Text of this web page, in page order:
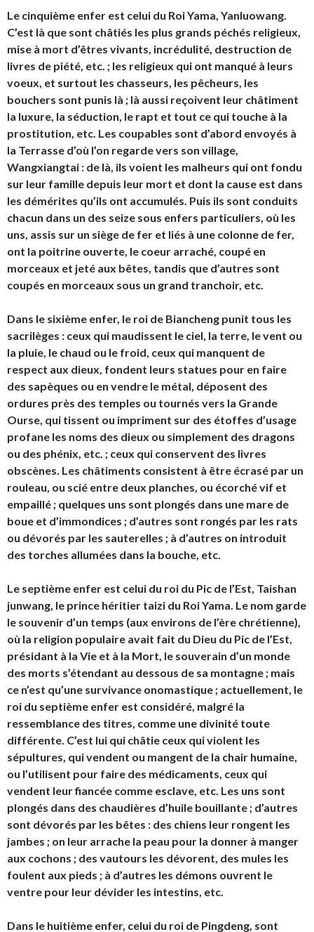
Le cinquième enfer est celui du Roi Yama Yanluowang
C’est là que sont châtiés les plus grands péchés religieux,
mise à mort d’êtres vivants, incrédulité, destruction de
livres de piété, etc. ; les religieux qui ont manqué à leurs
voeux, et surtout les chasseurs, les pêcheurs, les
bouchers sont punis là ; là aussi reçoivent leur châtiment
la luxure, la séduction, le rapt et tout ce qui touche à la
prostitution, etc. Les coupables sont d’abord envoyés à
la Terrasse d’où l’on regarde vers son village,
Wangxiangtai : de là, ils voient les malheurs qui ont fondu
sur leur famille depuis leur mort et dont la cause est dans
les démérites qu’ils ont accumulés. Puis ils sont conduits
chacun dans un des seize sous enfers particuliers, où les
uns, assis sur un siège de fer et liés à une colonne de fer,
ont la poitrine ouverte, le coeur arraché, coupé en
morceaux et jeté aux bêtes, tandis que d’autres sont
coupés en morceaux sous un grand tranchoir, etc.
Dans le sixième enfer, le roi de Biancheng punit tous les
sacrilèges : ceux qui maudissent le ciel, la terre, le vent ou
la pluie, le chaud ou le froid, ceux qui manquent de
respect aux dieux, fondent leurs statues pour en faire
des sapèques ou en vendre le métal, déposent des
ordures près des temples ou tournés vers la Grande
Ourse, qui tissent ou impriment sur des étoffes d’usage
profane les noms des dieux ou simplement des dragons
ou des phénix, etc. ; ceux qui conservent des livres
obscènes. Les châtiments consistent à être écrasé par un
rouleau, ou scié entre deux planches, ou écorché vif et
empaillé ; quelques uns sont plongés dans une mare de
boue et d’immondices ; d’autres sont rongés par les rats
ou dévorés par les sauterelles ; à d’autres on introduit
des torches allumées dans la bouche, etc.
Le septième enfer est celui du roi du Pic de l’Est, Taishan
junwang , le prince héritier taizi du Roi Yama. Le nom garde
le souvenir d’un temps (aux environs de l’ère chrétienne),
où la religion populaire avait fait du Dieu du Pic de l’Est,
présidant à la Vie et à la Mort, le souverain d’un monde
des morts s’étendant au dessous de sa montagne ; mais
ce n’est qu’une survivance onomastique ; actuellement, le
roi du septième enfer est considéré, malgré la
ressemblance des titres, comme une divinité toute
différente. C’est lui qui châtie ceux qui violent les
sépultures, qui vendent ou mangent de la chair humaine,
ou l’utilisent pour faire des médicaments, ceux qui
vendent leur fiancée comme esclave, etc. Les uns sont
plongés dans des chaudières d’huile bouillante ; d’autres
sont dévorés par les bêtes : des chiens leur rongent les
jambes ; on leur arrache la peau pour la donner à manger
aux cochons ; des vautours les dévorent, des mules les
foulent aux pieds ; à d’autres les démons ouvrent le
ventre pour leur dévider les intestins, etc.
Dans le huitième enfer, celui du roi de Pingdeng , sont